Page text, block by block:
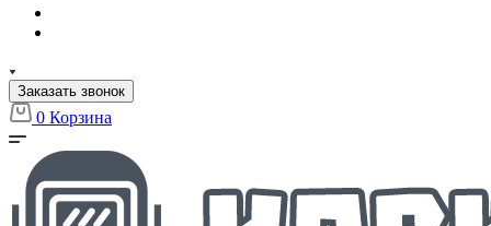
Заказать звонок
0 Корзина